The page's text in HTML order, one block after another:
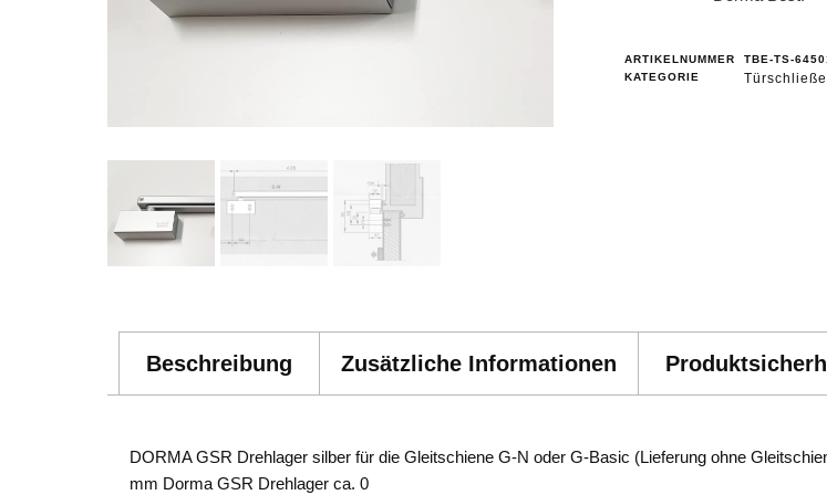
ARTIKELNUMMER
TBE-TS-
KATEGORIE
Beschreibung Zusätzliche Informationen
DORMA GSR Drehlager silber für die Gleitschiene G-N oder G-Basic (Lieferung ohne
mm Dorma GSR Drehlager ca. 0